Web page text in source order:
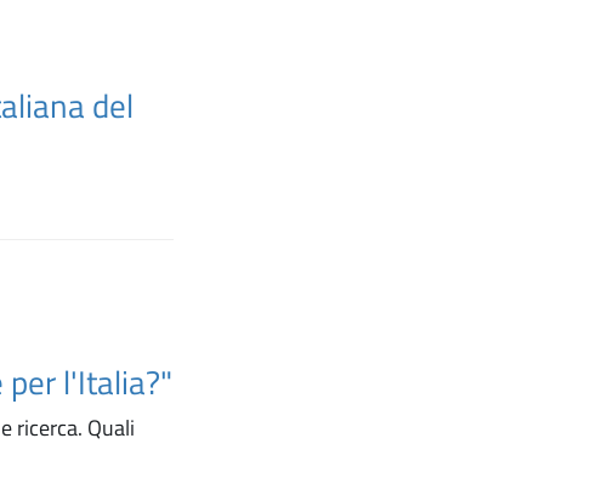
del
l'Italia?"
ricerca. Quali